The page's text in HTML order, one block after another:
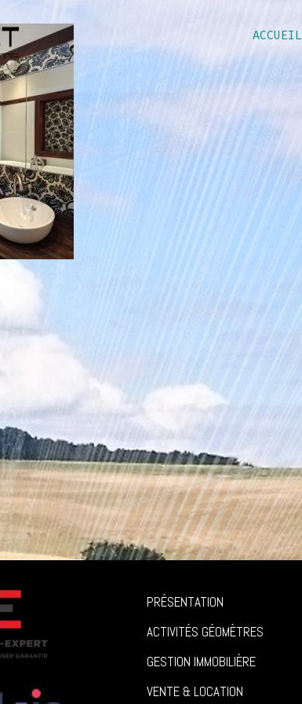
ACCUEIL
PRÉSENTATION
ACTIVITÉS GÉOMÈTRES
GESTION IMMOBILIÈRE
VENTE & LOCATION